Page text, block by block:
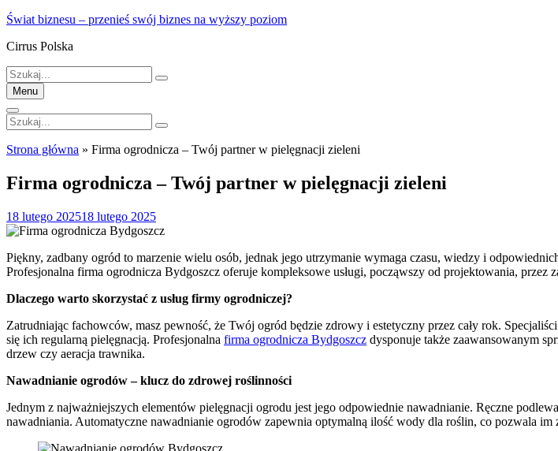
Skip
content
Świat biznesu – przenieś swój biznes na wyższy poziom
Cirrus Polska
Szukaj:
Menu
Szukaj:
Strona główna » Firma ogrodnicza – Twój partner w pielęgnacji zieleni
Firma ogrodnicza – Twój partner w pielęgnacji zieleni
Posted
on
18 lutego 202518 lutego 2025
Piękny, zadbany ogród to marzenie wielu osób, jednak jego utrzymanie wymaga czasu, wiedzy i
Profesjonalna firma ogrodnicza Bydgoszcz oferuje kompleksowe usługi, począwszy od projektowania, przez
Dlaczego warto skorzystać z usług firmy ogrodniczej?
Zatrudniając fachowców, masz pewność, że Twój ogród będzie zdrowy i estetyczny przez cały rok.
się ich regularną pielęgnacją. Profesjonalna firma ogrodnicza Bydgoszcz dysponuje także zaawansowanym
drzew czy aeracja trawnika.
Nawadnianie ogrodów – klucz do zdrowej roślinności
Jednym z najważniejszych elementów pielęgnacji ogrodu jest jego odpowiednie nawadnianie. Ręczne
nawadniania. Automatyczne nawadnianie ogrodów zapewnia optymalną ilość wody dla roślin, co pozwala im